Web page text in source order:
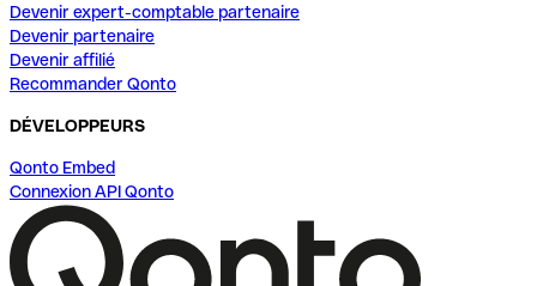
Devenir expert-comptable partenaire
Devenir partenaire
Devenir affilié
Recommander Qonto
DÉVELOPPEURS
Qonto Embed
Connexion API Qonto